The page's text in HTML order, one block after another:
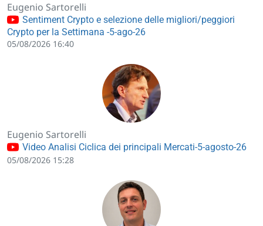
Eugenio Sartorelli
Sentiment Crypto e selezione delle migliori/peggiori
Crypto per la Settimana -5-ago-26
05/08/2026 16:40
Eugenio Sartorelli
Video Analisi Ciclica dei principali Mercati-5-agosto-26
05/08/2026 15:28